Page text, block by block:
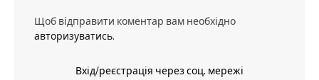
Щоб відправити коментар вам необхідно
авторизуватись.
Вхід/реєстрація через соц. мережі